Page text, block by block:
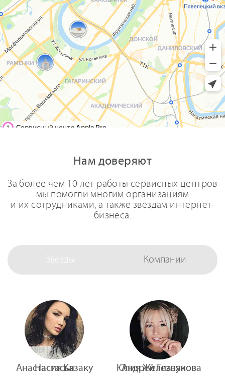
Нам доверяют
За более чем 10 лет работы сервисных центров
мы помогли многим организациям
и их сотрудниками, а также звездам интернет-
бизнеса.
Звезды Компании
Настасья
Андрей Глазунов
Анастасия Казаку Юлия Железнякова